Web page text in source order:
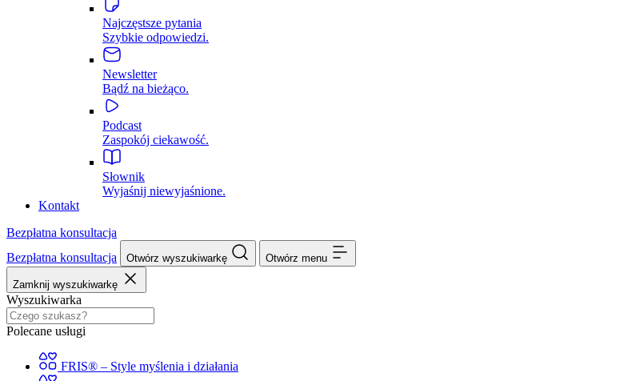
Najczęstsze pytania
Szybkie odpowiedzi.
Newsletter
Bądź na bieżąco.
Podcast
Zaspokój ciekawość.
Słownik
Wyjaśnij niewyjaśnione.
Kontakt
Bezpłatna konsultacja
Bezpłatna konsultacja
Otwórz wyszukiwarkę Otwórz menu
Zamknij wyszukiwarkę
Wyszukiwarka
Polecane usługi
FRIS® – Style myślenia i działania